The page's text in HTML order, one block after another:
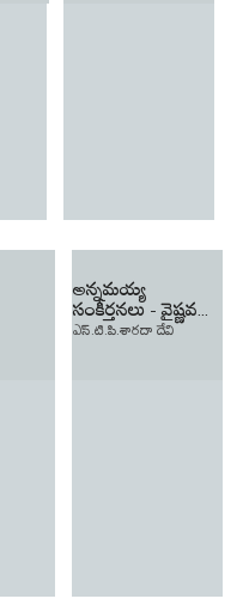
అన్నమయ్య
సంకీర్తనలు - వైష్ణవ...
ఎస్.టి.పి.శారదా దేవి